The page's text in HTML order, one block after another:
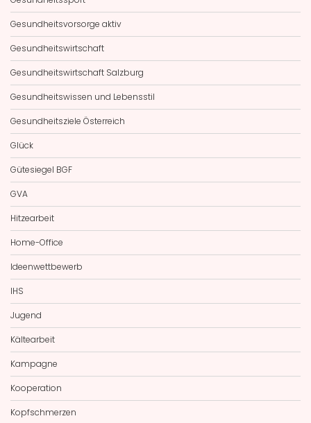
Gesundheitsvorsorge aktiv
Gesundheitswirtschaft
Gesundheitswirtschaft Salzburg
Gesundheitswissen und Lebensstil
Gesundheitsziele Österreich
Glück
Gütesiegel BGF
GVA
Hitzearbeit
Home-Office
Ideenwettbewerb
IHS
Jugend
Kältearbeit
Kampagne
Kooperation
Kopfschmerzen